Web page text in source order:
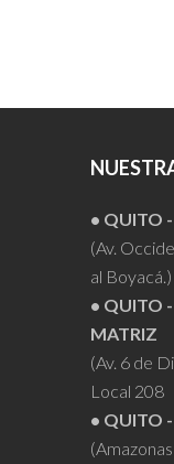
• QUITO
(Av.
al Boyacá.)
• QUITO
MATRIZ
(Av. 6 de
Local 208
• QUITO